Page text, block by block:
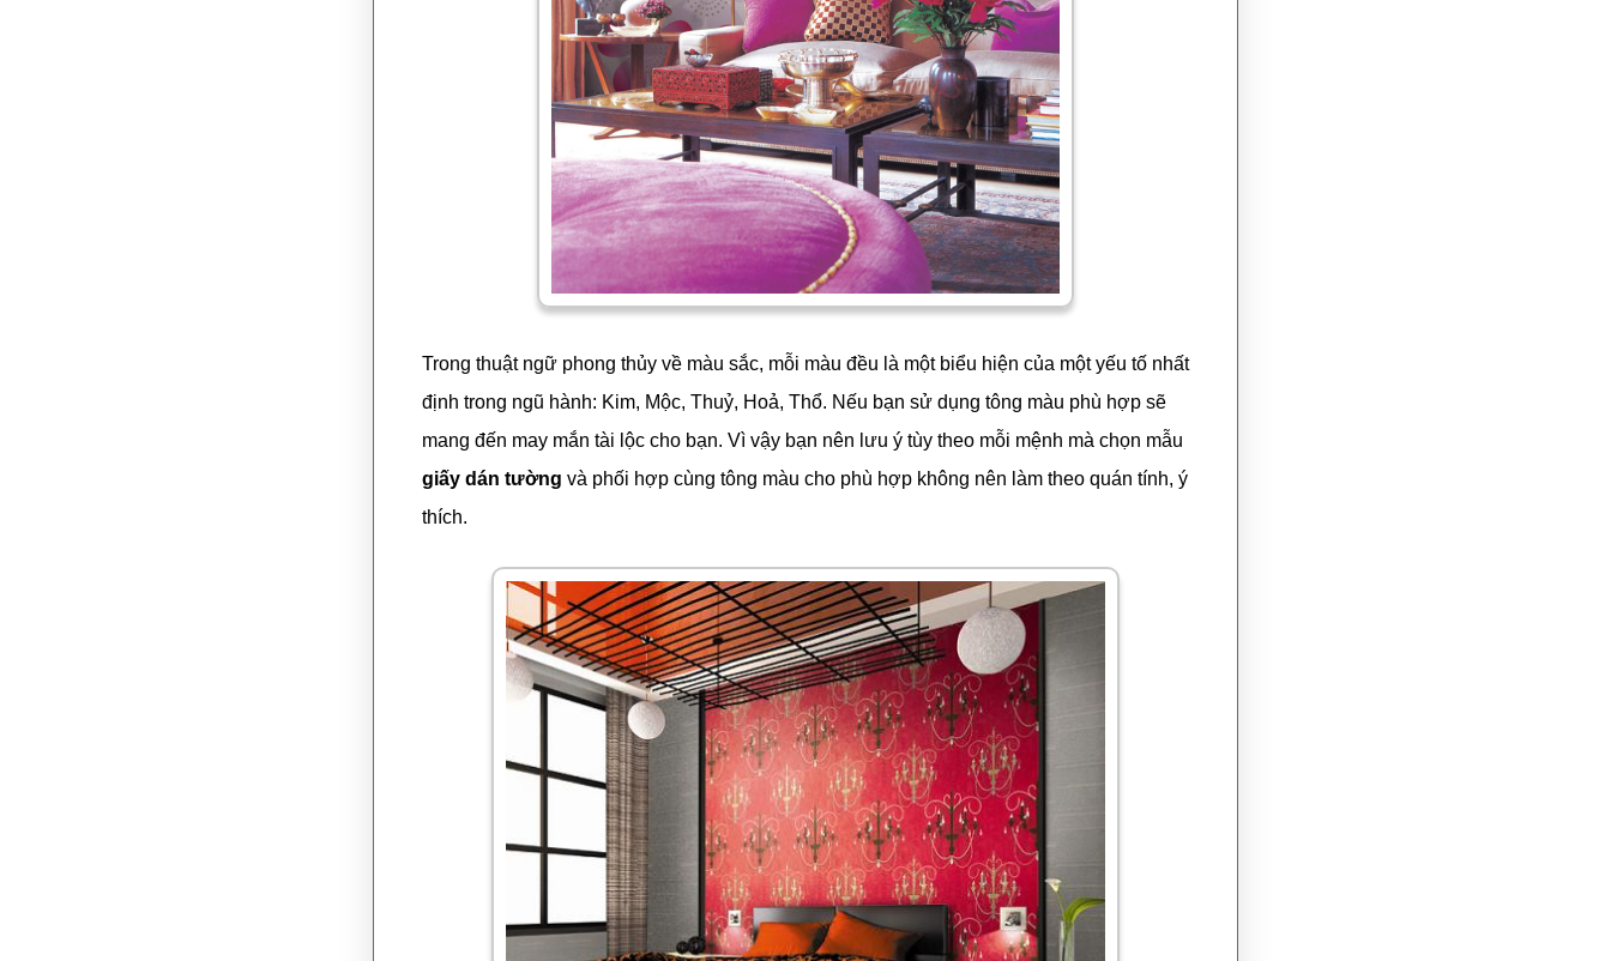
Trong thuật ngữ phong thủy về màu sắc, mỗi màu đều là một biểu hiện của một yếu tố nhất
định trong ngũ hành: Kim, Mộc, Thuỷ, Hoả, Thổ. Nếu bạn sử dụng tông màu phù hợp sẽ
mang đến may mắn tài lộc cho bạn. Vì vậy bạn nên lưu ý tùy theo mỗi mệnh mà chọn mẫu
giấy dán tường và phối hợp cùng tông màu cho phù hợp không nên làm theo quán tính, ý
thích.